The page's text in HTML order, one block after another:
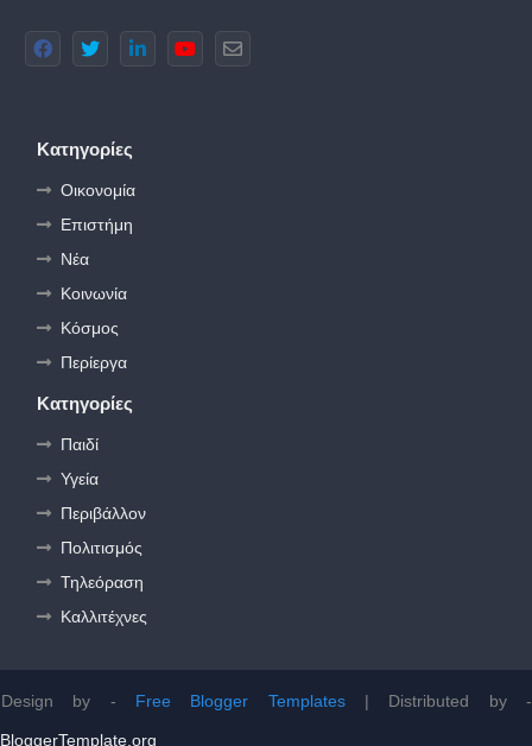
Κατηγορίες
Οικονομία
Επιστήμη
Νέα
Κοινωνία
Κόσμος
Περίεργα
Κατηγορίες
Παιδί
Υγεία
Περιβάλλον
Πολιτισμός
Τηλεόραση
Καλλιτέχνες
Design by - Free Blogger Templates| Distributed by -
BloggerTemplate.org